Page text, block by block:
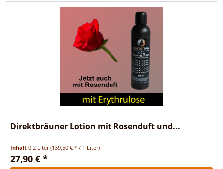
Direktbräuner Lotion mit Rosenduft und...
Inhalt0.2 Liter(139,50 € * / 1 Liter)
27,90 € *